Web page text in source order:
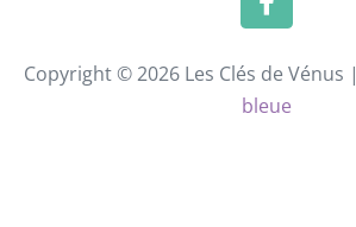
Copyright © 2026 Les Clés de Vénus |
bleue